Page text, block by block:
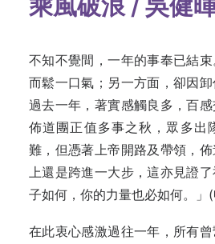
不知不覺間，一年的事奉已結
而鬆一口氣；另一方面，卻因
過去一年，著實感觸良多，百
佈道團正值多事之秋，眾多出
難，但憑著上帝開路及帶領，
上還是跨進一大步，這亦見證
子如何，你的力量也必如何。」
在此衷心感激過往一年，所有